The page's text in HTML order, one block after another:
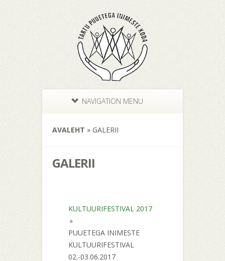
NAVIGATION MENU
AVALEHT » GALERII
GALERII
KULTUURIFESTIVAL 2017
»
PUUETEGA INIMESTE
KULTUURIFESTIVAL
02.-03.06.2017